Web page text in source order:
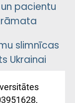
un pacientu
slimnīcas
Ukrainai
Східної
співпраця з